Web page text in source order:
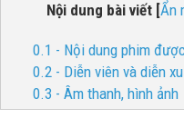
Nội dung bài viết [Ẩn
0.1 - Nội dung phim
0.2 - Diễn viên và diễn
0.3 - Âm thanh, hình ảnh